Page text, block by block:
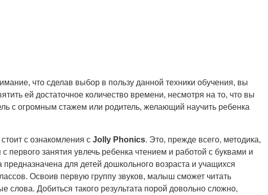
что сделав выбор в пользу данной техники обучения, вы
ей достаточное количество времени, несмотря на то, что вы
с огромным стажем или родитель, желающий научить ребенка
с ознакомления с Jolly Phonics. Это, прежде всего, методика,
первого занятия увлечь ребенка чтением и работой с буквами и
предназначена для детей дошкольного возраста и учащихся
Освоив первую группу звуков, малыш сможет читать
слова. Добиться такого результата порой довольно сложно,